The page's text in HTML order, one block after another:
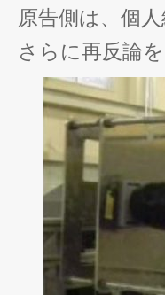
原告側は、個
さらに再反論